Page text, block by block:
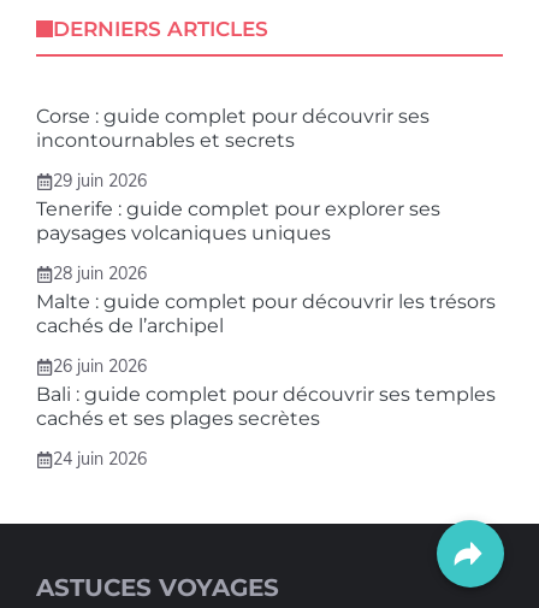
DERNIERS ARTICLES
Corse : guide complet pour découvrir ses
incontournables et secrets
29 juin 2026
Tenerife : guide complet pour explorer ses
paysages volcaniques uniques
28 juin 2026
Malte : guide complet pour découvrir les trésors
cachés de l’archipel
26 juin 2026
Bali : guide complet pour découvrir ses temples
cachés et ses plages secrètes
24 juin 2026
ASTUCES VOYAGES